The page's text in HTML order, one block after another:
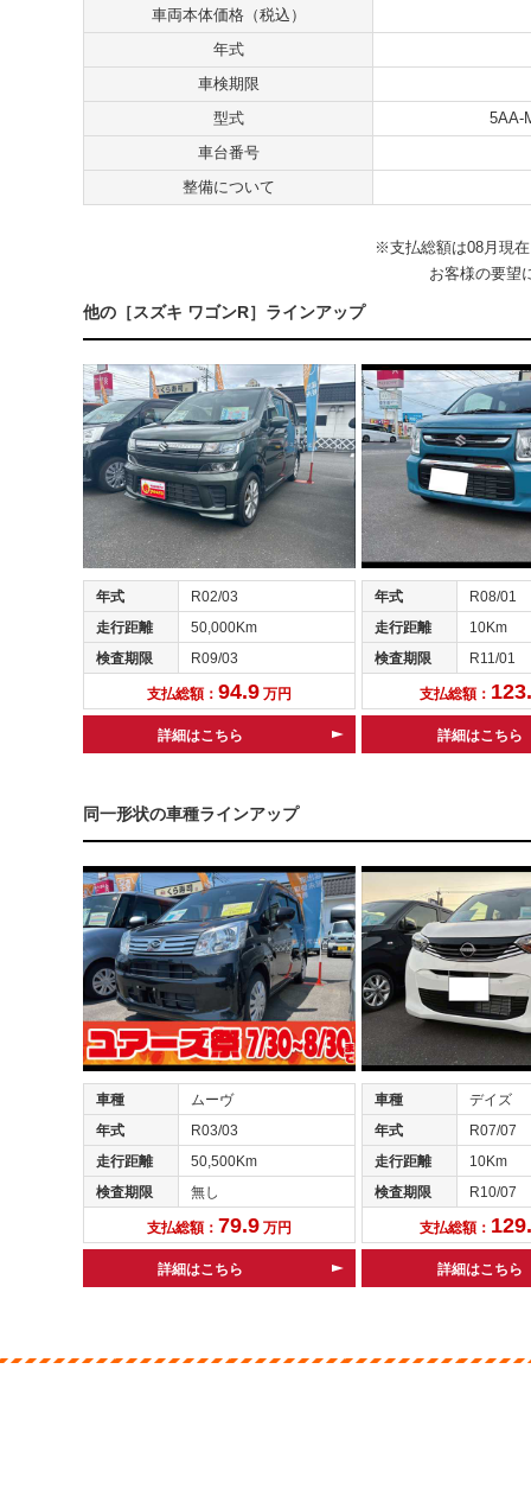
車両本体価格（税込）
年式
車検期限
型式
5AA-
車台番号
整備について
※⽀払総額は08⽉現
お客様の要望
他の［スズキ ワゴンR］ラインアップ
年式
R02/03
走行距離
50,000Km
検査期限
R09/03
支払総額： 94.9 万円
詳細はこちら
年式
R08/01
走行距離
10Km
検査期限
R11/01
支払総額：
詳細はこちら
同一形状の車種ラインアップ
車種
ムーヴ
年式
R03/03
走行距離
50,500Km
検査期限
無し
支払総額： 79.9 万円
詳細はこちら
車種
デイズ
年式
R07/07
走行距離
10Km
検査期限
R10/07
支払総額：
詳細はこちら